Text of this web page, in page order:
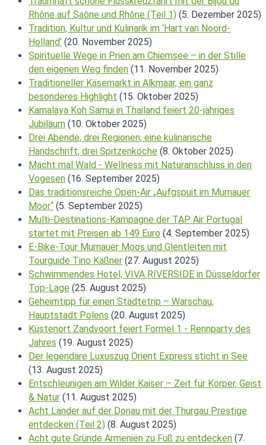
Rhône auf Saône und Rhône (Teil 1) (5. Dezember 2025)
Tradition, Kultur und Kulinarik im ‘Hart van Noord-
Holland’ (20. November 2025)
Spirituelle Wege in Prien am Chiemsee – in der Stille
den eigenen Weg finden (11. November 2025)
Traditioneller Käsemarkt in Alkmaar, ein ganz
besonderes Highlight (15. Oktober 2025)
Kamalaya Koh Samui in Thailand feiert 20-jähriges
Jubiläum (10. Oktober 2025)
Drei Abende, drei Regionen, eine kulinarische
Handschrift, drei Spitzenköche (8. Oktober 2025)
Macht mal Wald - Wellness mit Naturanschluss in den
Vogesen (16. September 2025)
Das traditionsreiche Open-Air „Aufgspuit im Murnauer
Moor“ (5. September 2025)
Multi-Destinations-Kampagne der TAP Air Portugal
startet mit Preisen ab 149 Euro (4. September 2025)
E-Bike-Tour Murnauer Moos und Glentleiten mit
Tourguide Tino Käßner (27. August 2025)
Schwimmendes Hotel, VIVA RIVERSIDE in Düsseldorfer
Top-Lage (25. August 2025)
Geheimtipp für einen Städtetrip – Warschau,
Hauptstadt Polens (20. August 2025)
Küstenort Zandvoort feiert Formel 1 - Rennparty des
Jahres (19. August 2025)
Der legendäre Luxuszug Orient Express sticht in See
(13. August 2025)
Entschleunigen am Wilder Kaiser – Zeit für Körper, Geist
& Natur (11. August 2025)
Acht Länder auf der Donau mit der Thurgau Prestige
entdecken (Teil 2) (8. August 2025)
Acht gute Gründe Armenien zu Fuß zu entdecken (7.